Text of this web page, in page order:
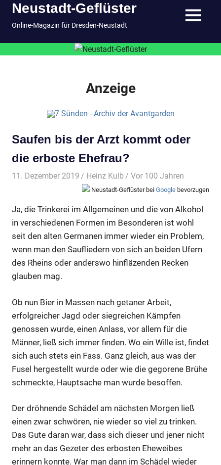
InhaltNeustadt-Geflüster
Online-Magazin für Dresden-Neustadt MENÜ
Anzeige
Saufen bis der Arzt kommt oder
die erboste Ehefrau?
11. Dezember 2019 Heinz Kulb Vor 100 Jahren
Neustadt-Geflüster bei Google bevorzugen
Ja, die Trinkerei im Allgemeinen und die von Alkohol
in verschiedenen Formen im Besonderen ist wohl
seit den alten Germanen immer wieder ein Problem,
wenn man den Saufliedern von sich an beiden Ufern
des Rheins oder anderswo hinfläzenden Recken
glauben mag.
Ob nun Bier in Massen nach getaner Arbeit,
erfolgreicher Jagd oder siegreichen Kämpfen
genossen wurde, einen Anlass, vor allem für die
Männer, ließ sich immer finden. Wo ein Wille ist, findet
sich auch stets ein Fass. Ganz gleich, aus was der
Fusel hergestellt wurde oder wie die gegorene Brühe
schmeckte, Hauptsache man wurde besoffen.
Der dröhnende Schädel am nächsten Morgen ließ
einen zwar schwören, nie wieder so viel zu trinken.
Das Gute daran war, dass sich dieser und jener nicht
mehr an das Gezeter des erbosten Eheweibes
erinnern konnte. War man dann im Schädel wieder